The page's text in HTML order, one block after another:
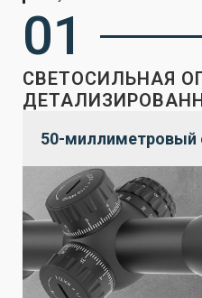
01
СВЕТОСИЛЬНАЯ
50-миллиметровый